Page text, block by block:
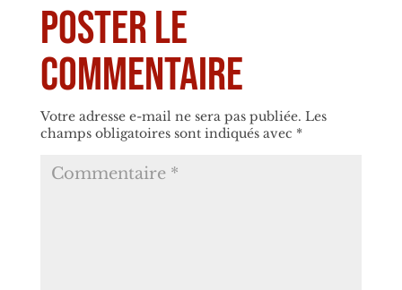
Poster le
commentaire
Votre adresse e-mail ne sera pas publiée. Les
champs obligatoires sont indiqués avec *